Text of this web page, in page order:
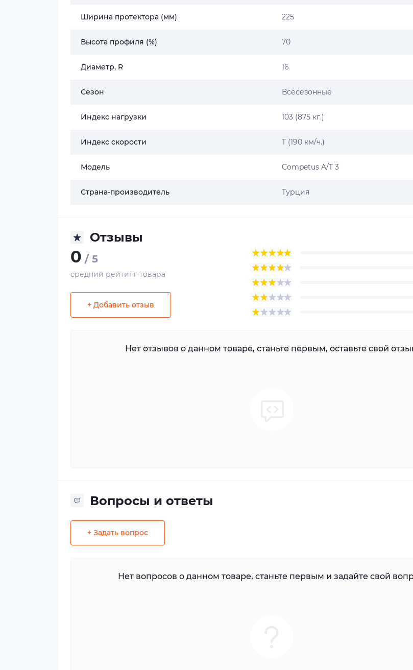
Ширина протектора (мм) 225
Высота профиля (%) 70
Диаметр, R 16
Сезон Всесезонные
Индекс нагрузки 103 (875 кг.)
Индекс скорости T (190 км/ч.)
Модель Competus A/T 3
Страна-производитель Турция
Отзывы
0 / 5
средний рейтинг товара
+ Добавить отзыв
Нет отзывов о данном товаре, станьте первым, оставьте свой
Вопросы и ответы
+ Задать вопрос
Нет вопросов о данном товаре, станьте первым и задайте свой